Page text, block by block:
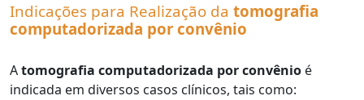
Indicações para Realização da tomografia
computadorizada por convênio
Atomografia computadorizada por convênio é
indicada em diversos casos clínicos, tais como: